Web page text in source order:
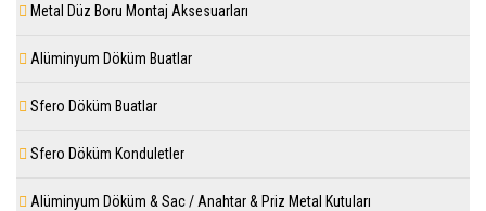
Metal Düz Boru Montaj Aksesuarları
Alüminyum Döküm Buatlar
Sfero Döküm Buatlar
Sfero Döküm Konduletler
Alüminyum Döküm & Sac / Anahtar & Priz Metal Kutuları